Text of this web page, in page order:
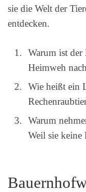
sie die Welt der
entdecken.
Warum ist
Heimweh
Wie heißt ein
Warum
Weil sie keine